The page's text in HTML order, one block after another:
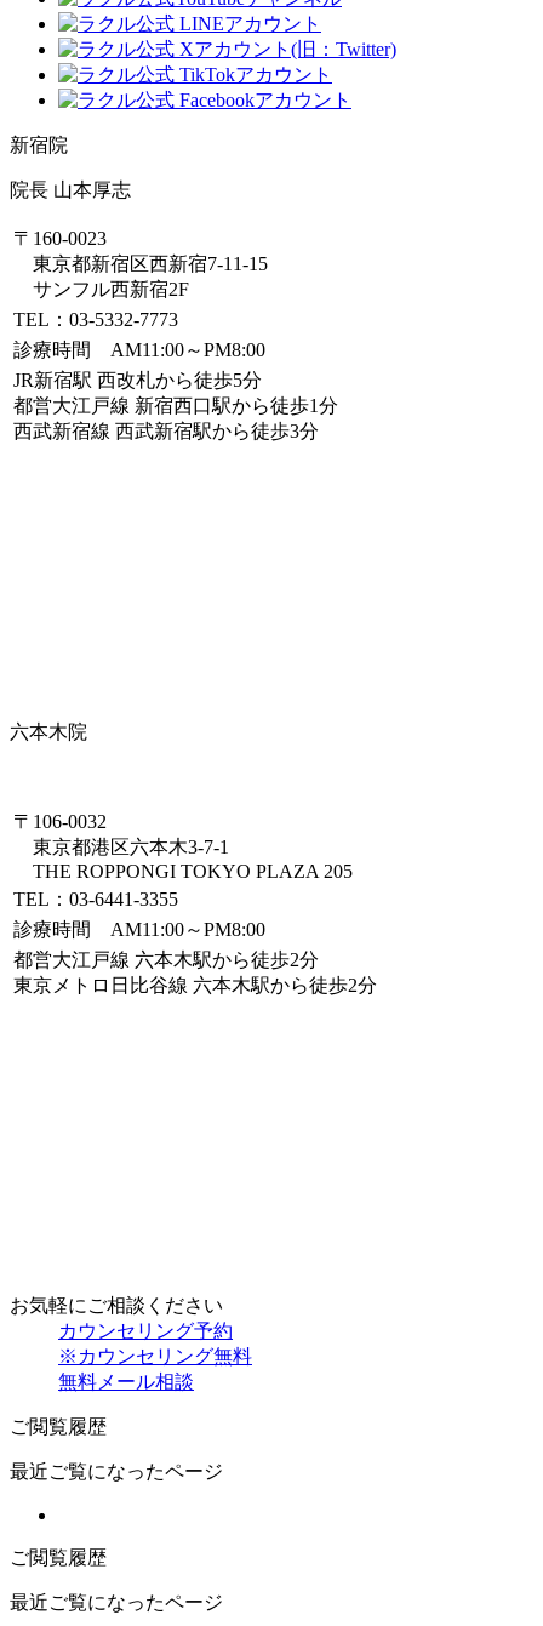
新宿院
院長 山本厚志
〒160-0023
東京都新宿区西新宿7-11-15
サンフル西新宿2F
TEL：03-5332-7773
診療時間 AM11:00～PM8:00
JR新宿駅 西改札から徒歩5分
都営大江戸線 新宿西口駅から徒歩1分
西武新宿線 西武新宿駅から徒歩3分
六本木院
〒106-0032
東京都港区六本木3-7-1
THE ROPPONGI TOKYO PLAZA 205
TEL：03-6441-3355
診療時間 AM11:00～PM8:00
都営大江戸線 六本木駅から徒歩2分
東京メトロ日比谷線 六本木駅から徒歩2分
お気軽にご相談ください
カウンセリング予約
※カウンセリング無料
無料メール相談
ご閲覧履歴
最近ご覧になったページ
ご閲覧履歴
最近ご覧になったページ